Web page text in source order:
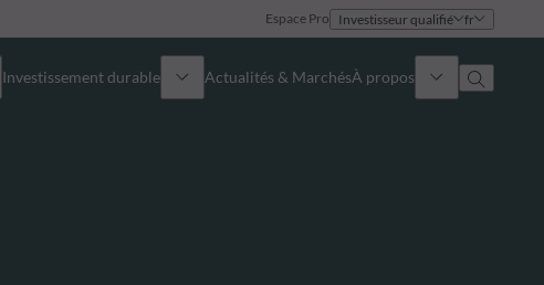
Espace Pro Investisseur qualifié fr
Investissement durable Actualités & MarchésÀ propos